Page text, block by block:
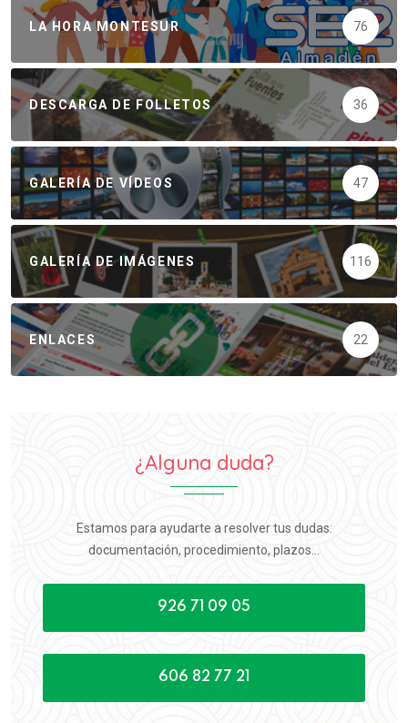
LA HORA MONTESUR 76
DESCARGA DE FOLLETOS 36
GALERÍA DE VÍDEOS 47
GALERÍA DE IMÁGENES 116
ENLACES 22
¿Alguna duda?
Estamos para ayudarte a resolver tus dudas:
documentación, procedimiento, plazos...
926 71 09 05
606 82 77 21